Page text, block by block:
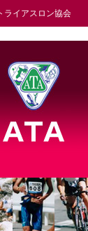
ライアスロン協会